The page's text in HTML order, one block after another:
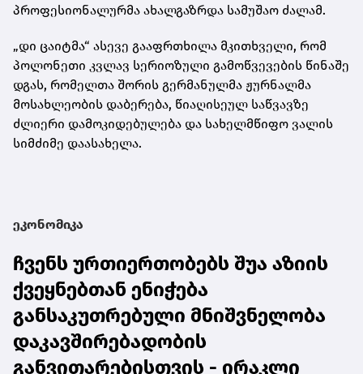
პროფესიონალურმა ახალგაზრდა სამუშაო ძალამ.
„დი ცაიტმა“ ასევე გააფრთხილა მკითხველი, რომ
პოლონეთი კვლავ სერიოზული გამოწვევების წინაშე
დგას, რომელთა შორის გერმანულმა ჟურნალმა
მოსახლეობის დაბერება, წიაღისეულ საწვავზე
ძლიერი დამოკიდებულება და სახელმწიფო ვალის
სიმძიმე დაასახელა.
ეკონომიკა
ჩვენს ურთიერთობებს შუა აზიის
ქვეყნებთან ენიჭება
განსაკუთრებული მნიშვნელობა
დაკავშირებადობის
განვითარებისთვის - ირაკლი